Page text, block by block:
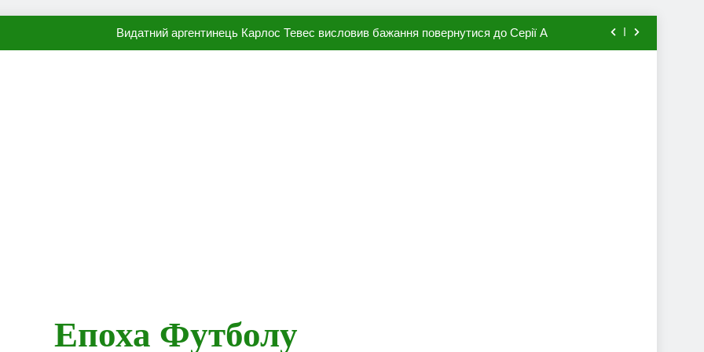
Видатний аргентинець Карлос Тевес висловив бажання повернутися до Серії А
Епоха Футболу